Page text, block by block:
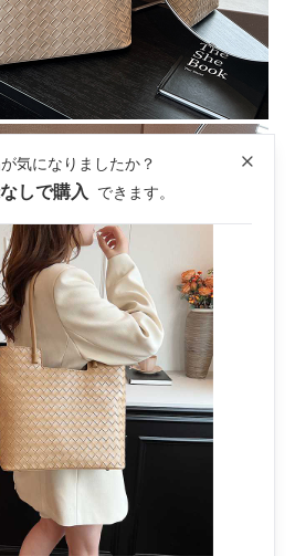
気になりましたか？
しで購入 できます。